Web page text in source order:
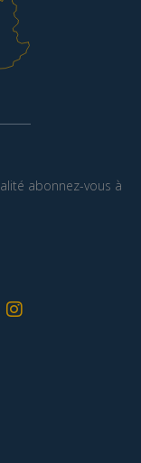
abonnez-vous à